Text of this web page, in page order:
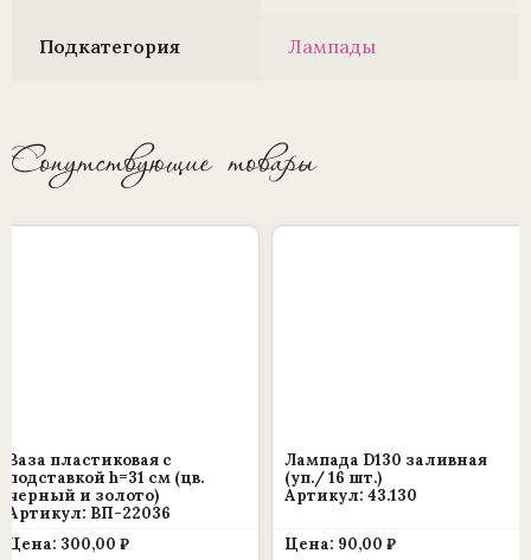
Подкатегория Лампады
Сопутствующие товары
Ваза пластиковая с
подставкой h=31 см (цв.
черный и золото)
Артикул: ВП-22036
Цена: 300,00 ₽
Лампада D130 заливная
(уп./ 16 шт.)
Артикул: 43.130
Цена: 90,00 ₽
Этот
на
странице
товара.